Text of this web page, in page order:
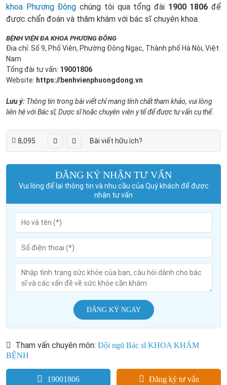
khoa Phương Đông chúng tôi qua tổng đài 1900 1806 để
được chẩn đoán và thăm khám với bác sĩ chuyên khoa.
BỆNH VIỆN ĐA KHOA PHƯƠNG ĐÔNG
Địa chỉ: Số 9, Phố Viên, Phường Đông Ngạc, Thành phố Hà Nội, Việt
Nam
Tổng đài tư vấn: 19001806
Website: https://benhvienphuongdong.vn
Lưu ý: Thông tin trong bài viết chỉ mang tính chất tham khảo, vui lòng
liên hệ với Bác sĩ, Dược sĩ hoặc chuyên viên y tế để được tư vấn cụ thể.
8,095 Bài viết hữu ích?
ĐĂNG KÝ NHẬN TƯ VẤN
Vui lòng để lại thông tin và nhu cầu của Quý khách để được
nhận tư vấn
ĐĂNG KÝ NGAY
Tham vấn chuyên môn: Đội ngũ Bác sĩ KHOA KHÁM
BỆNH
19001806 Đăng ký tư vấn